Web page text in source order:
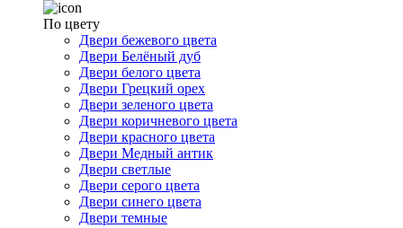
По цвету
Двери бежевого цвета
Двери Белёный дуб
Двери белого цвета
Двери Грецкий орех
Двери зеленого цвета
Двери коричневого цвета
Двери красного цвета
Двери Медный антик
Двери светлые
Двери серого цвета
Двери синего цвета
Двери темные